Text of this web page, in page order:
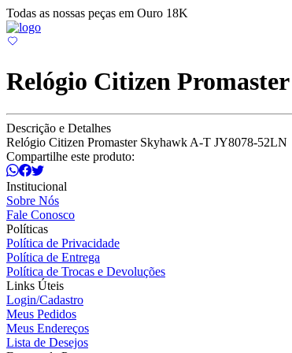
Todas as nossas peças em Ouro 18K
Relógio Citizen
Descrição e Detalhes
Relógio Citizen Promaster Skyhawk A-T JY8078-52LN
Compartilhe este produto:
Institucional
Sobre Nós
Fale Conosco
Políticas
Política de Privacidade
Política de Entrega
Política de Trocas e Devoluções
Links Úteis
Login/Cadastro
Meus Pedidos
Meus Endereços
Lista de Desejos